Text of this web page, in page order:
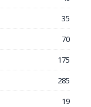
35
70
175
285
19